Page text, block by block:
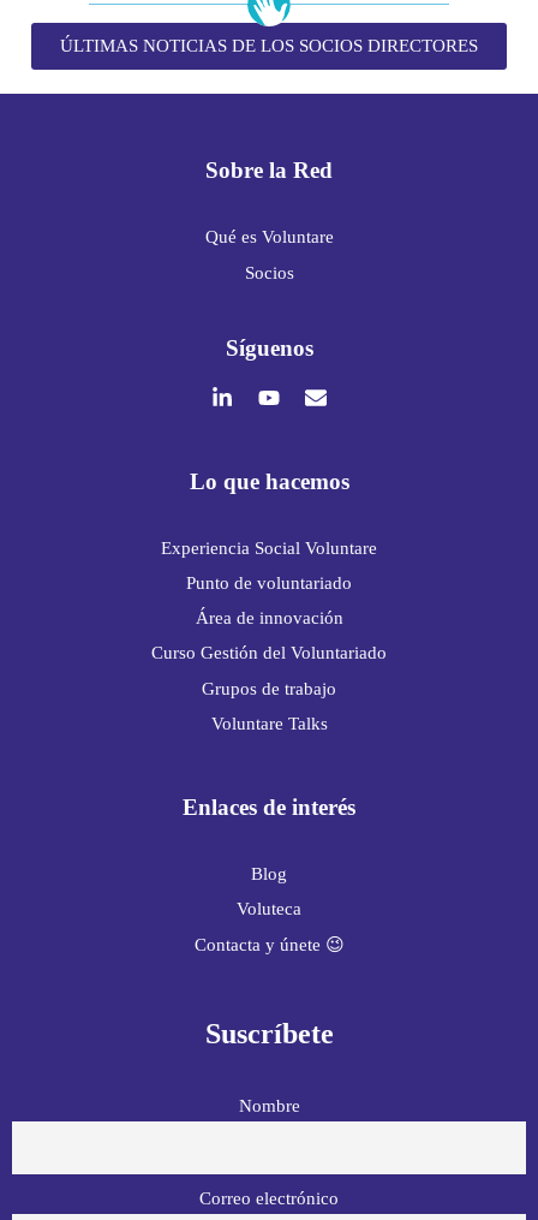
ÚLTIMAS NOTICIAS DE LOS SOCIOS DIRECTORES
Sobre la Red
Qué es Voluntare
Socios
Síguenos
Lo que hacemos
Experiencia Social Voluntare
Punto de voluntariado
Área de innovación
Curso Gestión del Voluntariado
Grupos de trabajo
Voluntare Talks
Enlaces de interés
Blog
Voluteca
Contacta y únete 😉
Suscríbete
Nombre
Correo electrónico